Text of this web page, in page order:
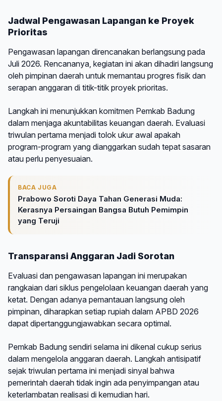
Jadwal Pengawasan Lapangan ke Proyek
Prioritas
Pengawasan lapangan direncanakan berlangsung pada
Juli 2026. Rencananya, kegiatan ini akan dihadiri langsung
oleh pimpinan daerah untuk memantau progres fisik dan
serapan anggaran di titik-titik proyek prioritas.
Langkah ini menunjukkan komitmen Pemkab Badung
dalam menjaga akuntabilitas keuangan daerah. Evaluasi
triwulan pertama menjadi tolok ukur awal apakah
program-program yang dianggarkan sudah tepat sasaran
atau perlu penyesuaian.
BACA JUGA
Prabowo Soroti Daya Tahan Generasi Muda:
Kerasnya Persaingan Bangsa Butuh Pemimpin
yang Teruji
Transparansi Anggaran Jadi Sorotan
Evaluasi dan pengawasan lapangan ini merupakan
rangkaian dari siklus pengelolaan keuangan daerah yang
ketat. Dengan adanya pemantauan langsung oleh
pimpinan, diharapkan setiap rupiah dalam APBD 2026
dapat dipertanggungjawabkan secara optimal.
Pemkab Badung sendiri selama ini dikenal cukup serius
dalam mengelola anggaran daerah. Langkah antisipatif
sejak triwulan pertama ini menjadi sinyal bahwa
pemerintah daerah tidak ingin ada penyimpangan atau
keterlambatan realisasi di kemudian hari.